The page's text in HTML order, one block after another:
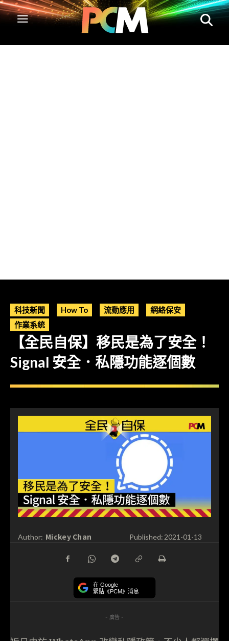
科技新聞 How To 流動應用
網絡保安
作業系統
【全民自保】移民是為了安全！
Signal 安全．私隱功能逐個數
Author: Mickey Chan Published:2021-01-13
在 Google
緊貼《PCM》消息
- 廣告 -